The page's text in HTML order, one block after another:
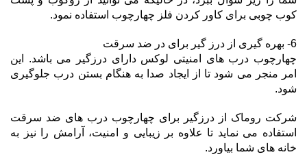
کوب چوبی برای کاور کردن فلز چهارچوب استفاده نمود.
6- بهره گیری از درز گیر برای در ضد سرقت
چهارچوب درب های امنیتی لوکس دارای درزگیر می باشد. این
امر منجر می شود تا از ایجاد صدا به هنگام بستن درب جلوگیری
شود.
شرکت روماک از درزگیر برای چهارچوب درب های ضد سرقت
استفاده می نماید تا علاوه بر زیبایی و امنیت، آرامش را نیز به
خانه های شما بیاورد.